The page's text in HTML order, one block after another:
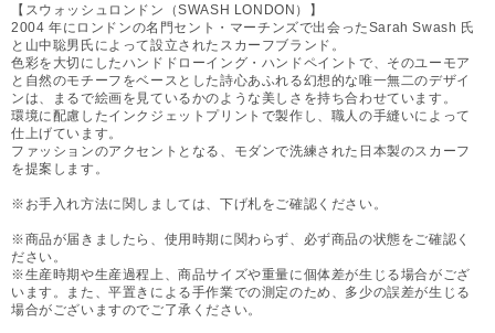
【スウォッシュロンドン（SWASH LONDON）】
2004 年にロンドンの名門セント・マーチンズで出会ったSarah Swash 氏
と山中聡男氏によって設立されたスカーフブランド。
色彩を大切にしたハンドドローイング・ハンドペイントで、そのユーモア
と自然のモチーフをベースとした詩心あふれる幻想的な唯一無二のデザイ
ンは、まるで絵画を見ているかのような美しさを持ち合わせています。
環境に配慮したインクジェットプリントで製作し、職人の手縫いによって
仕上げています。
ファッションのアクセントとなる、モダンで洗練された日本製のスカーフ
を提案します。
※お手入れ方法に関しましては、下げ札をご確認ください。
※商品が届きましたら、使用時期に関わらず、必ず商品の状態をご確認く
ださい。
※生産時期や生産過程上、商品サイズや重量に個体差が生じる場合がござ
います。また、平置きによる手作業での測定のため、多少の誤差が生じる
場合がございますのでご了承ください。